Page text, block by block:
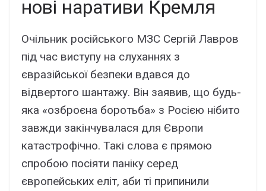
нові наративи Кремля
Очільник російського МЗС Сергій Лавров
під час виступу на слуханнях з
євразійської безпеки вдався до
відвертого шантажу. Він заявив, що будь-
яка «озброєна боротьба» з Росією нібито
завжди закінчувалася для Європи
катастрофічно. Такі слова є прямою
спробою посіяти паніку серед
європейських еліт, аби ті припинили